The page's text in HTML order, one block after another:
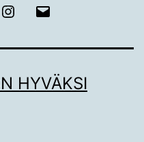
Instagram
HYVÄKSI